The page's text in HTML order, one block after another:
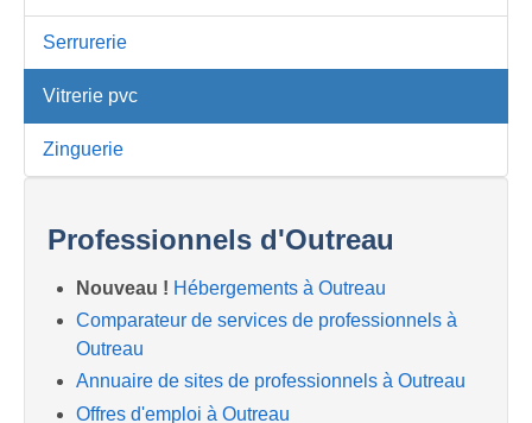
Serrurerie
Vitrerie pvc
Zinguerie
Professionnels d'Outreau
Nouveau ! Hébergements à Outreau
Comparateur de services de professionnels à
Outreau
Annuaire de sites de professionnels à Outreau
Offres d'emploi à Outreau